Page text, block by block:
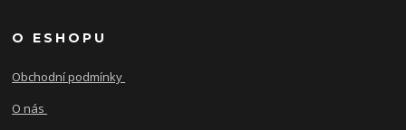
O ESHOPU
Obchodní podmínky
O nás